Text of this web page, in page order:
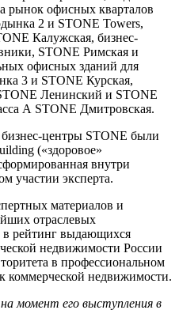
рынок офисных кварталов
2 и STONE Towers,
Калужская, бизнес-
STONE Римская и
офисных зданий для
3 и STONE Курская,
Ленинский и STONE
А STONE Дмитровская.
центры STONE были
(«здоровое»
внутри
участии эксперта.
материалов и
отраслевых
в рейтинг выдающихся
недвижимости России
в профессиональном
коммерческой недвижимости.
момент его выступления в